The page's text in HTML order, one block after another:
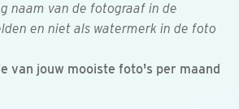
naam van de fotograaf in de
en niet als watermerk in de foto
van jouw mooiste foto's per maand